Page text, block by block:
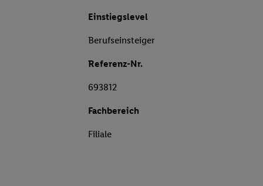
Einstiegslevel
Berufseinsteiger
Referenz-Nr.
693812
Fachbereich
Filiale